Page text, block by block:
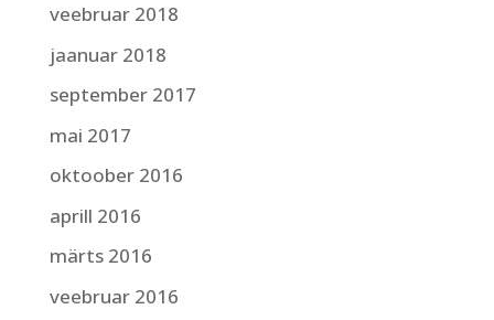
veebruar 2018
jaanuar 2018
september 2017
mai 2017
oktoober 2016
aprill 2016
märts 2016
veebruar 2016